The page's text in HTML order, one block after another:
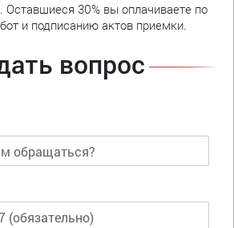
30% вы оплачиваете по
и подписанию актов приемки.
вопрос